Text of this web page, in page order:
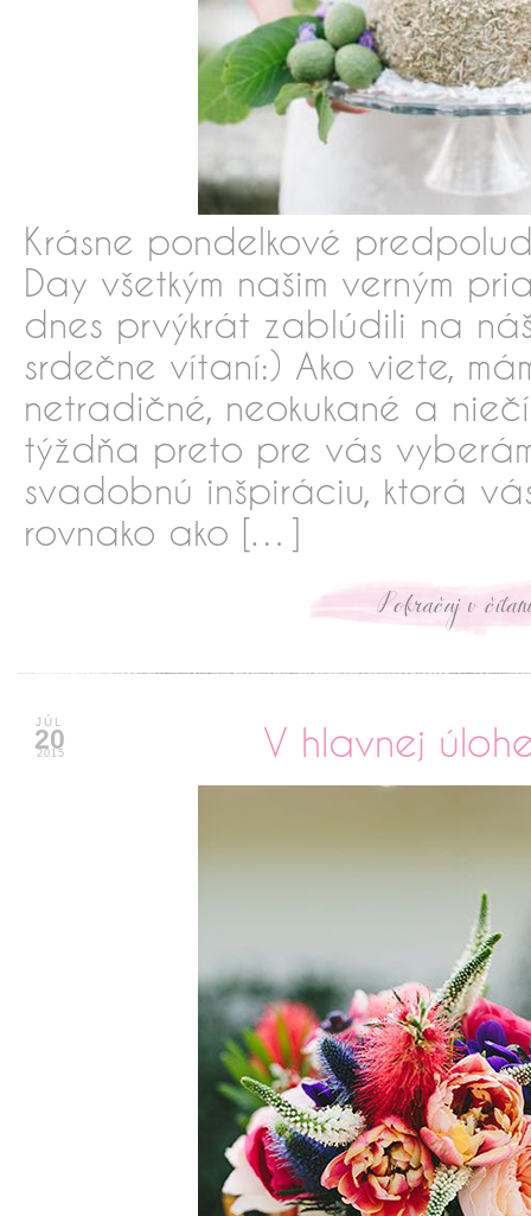
Krásne pondelkové
Day všetkým našim verným
dnes prvýkrát zablúdili na
srdečne vítaní:) Ako viete,
netradičné, neokukané a
týždňa preto pre vás
svadobnú inšpiráciu, ktorá
rovnako ako […]
JÚL
20
2015 V hlavnej